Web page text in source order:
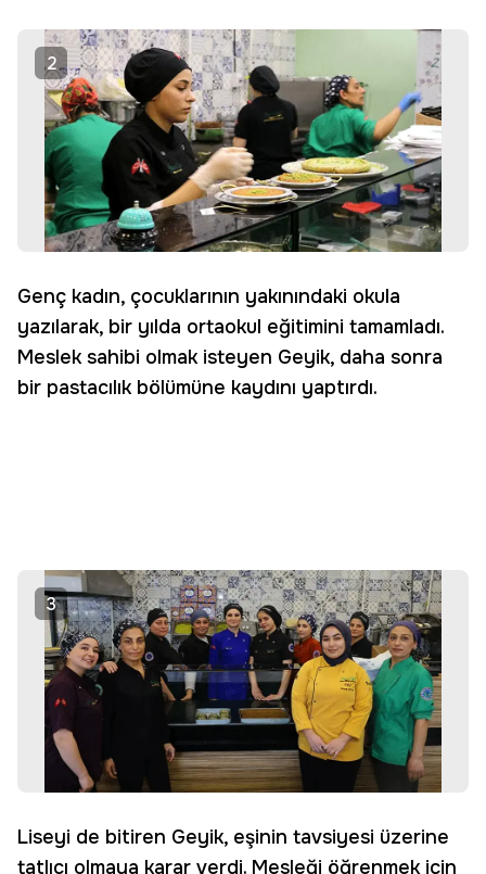
2
Genç kadın, çocuklarının yakınındaki okula
yazılarak, bir yılda ortaokul eğitimini tamamladı.
Meslek sahibi olmak isteyen Geyik, daha sonra
bir pastacılık bölümüne kaydını yaptırdı.
3
Liseyi de bitiren Geyik, eşinin tavsiyesi üzerine
tatlıcı olmaya karar verdi. Mesleği öğrenmek için